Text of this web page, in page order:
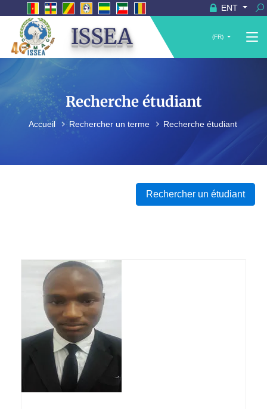
ENT
ISSEA (FR)
Recherche étudiant
Accueil Rechercher un terme Recherche étudiant
Rechercher un étudiant